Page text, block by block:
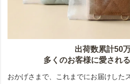
出荷数累計50万
多くのお客様に愛され
おかげさまで、これまでにお届けした